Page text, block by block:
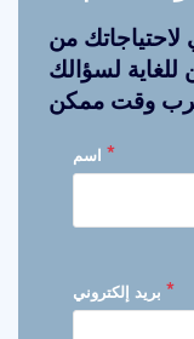
لاحتياجاتك من
لسؤالك
*
*